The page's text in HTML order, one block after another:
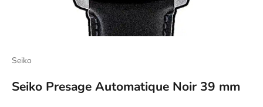
Seiko
Seiko Presage Automatique Noir 39 mm